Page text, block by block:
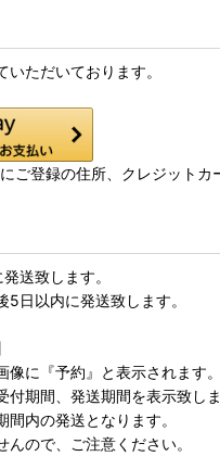
ただいております。
ご登録の住所、クレジットカ
送致します。
日以内に発送致します。
像に『予約』と表示されます。
付期間、発送期間を表示致しま
間内の発送となります。
んので、ご注意ください。